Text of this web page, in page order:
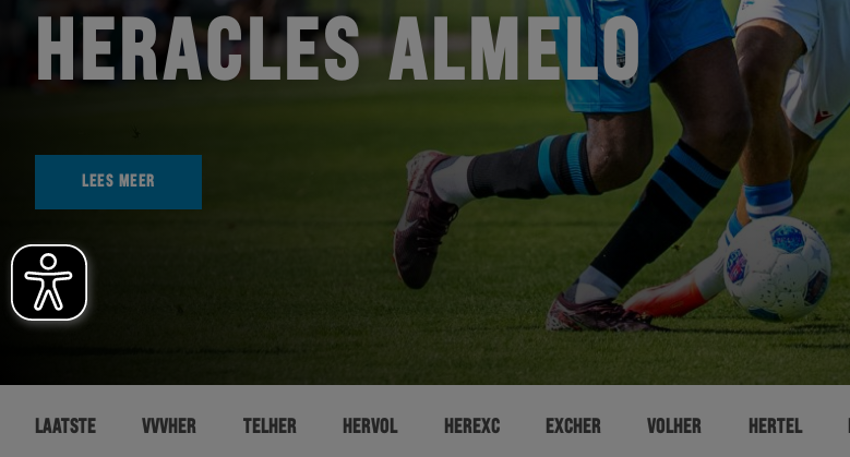
HERACLES ALMELO
LEES MEER
LAATSTE VVVHER TELHER HERVOL HEREXC EXCHER VOLHER HERTEL